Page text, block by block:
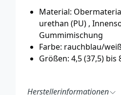
Material:
urethan (PU) ,
Gummimischung
Farbe: rauchblau/
Größen: 4,5 (37,5) bis
Herstellerinformationen